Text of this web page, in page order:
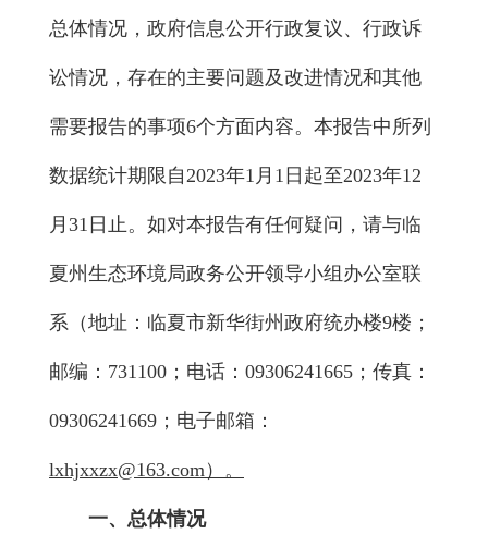
总体情况，政府信息公开行政复议、行政诉
讼情况，存在的主要问题及改进情况和其他
需要报告的事项6个方面内容。本报告中所列
数据统计期限自2023年1月1日起至2023年12
月31日止。如对本报告有任何疑问，请与临
夏州生态环境局政务公开领导小组办公室联
系（地址：临夏市新华街州政府统办楼9楼；
邮编：731100；电话：09306241665；传真：
09306241669；电子邮箱：
lxhjxxzx@163.com）。
一、总体情况